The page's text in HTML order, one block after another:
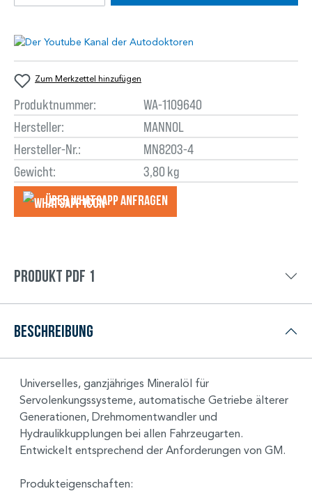
Zum Merkzettel hinzufügen
Produktnummer:
WA-1109640
Hersteller:
MANNOL
Hersteller-Nr.:
MN8203-4
Gewicht:
3,80 kg
Über WhatsApp anfragеn
Produkt PDF 1
Beschreibung
Universelles, ganzjähriges Mineralöl für
Servolenkungssysteme, automatische Getriebe älterer
Generationen, Drehmomentwandler und
Hydraulikkupplungen bei allen Fahrzeugarten.
Entwickelt entsprechend der Anforderungen von GM.
Produkteigenschaften: